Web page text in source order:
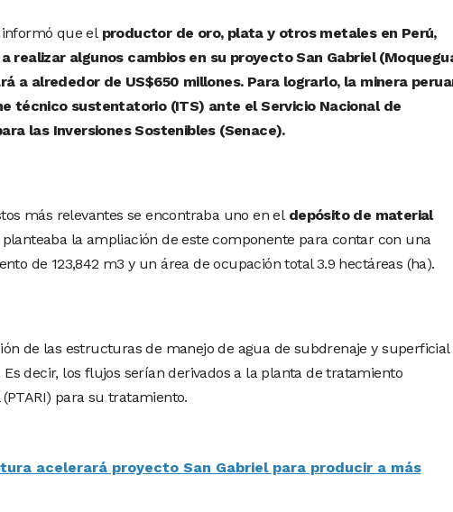
informó que elproductor de oro, plata y otros metales en Perú,
realizar algunos cambios en su proyecto San Gabriel
a alrededor de US$650 millones. Para lograrlo, la minera
técnico sustentatorio (ITS) ante el Servicio Nacional de
las Inversiones Sostenibles (Senace).
más relevantes se encontraba uno en el depósito de material
planteaba la ampliación de este componente para contar con una
de 123,842 m3 y un área de ocupación total 3.9 hectáreas (ha).
de las estructuras de manejo de agua de subdrenaje y superficial
decir, los flujos serían derivados a la planta de tratamiento
para su tratamiento.
acelerará proyecto San Gabriel para producir a más